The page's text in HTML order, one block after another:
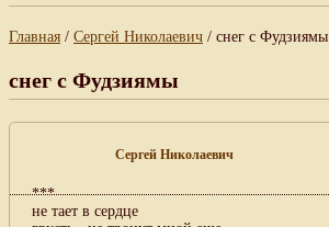
Главная / Сергей Николаевич / снег с Фудзиямы
снег с Фудзиямы
Сергей Николаевич
***
не тает в сердце